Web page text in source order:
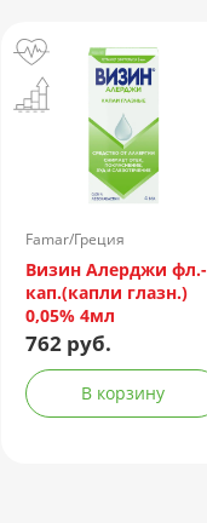
Famar/Греция
Визин Алерджи фл.-
кап.(капли глазн.)
0,05% 4мл
762 руб.
В корзину